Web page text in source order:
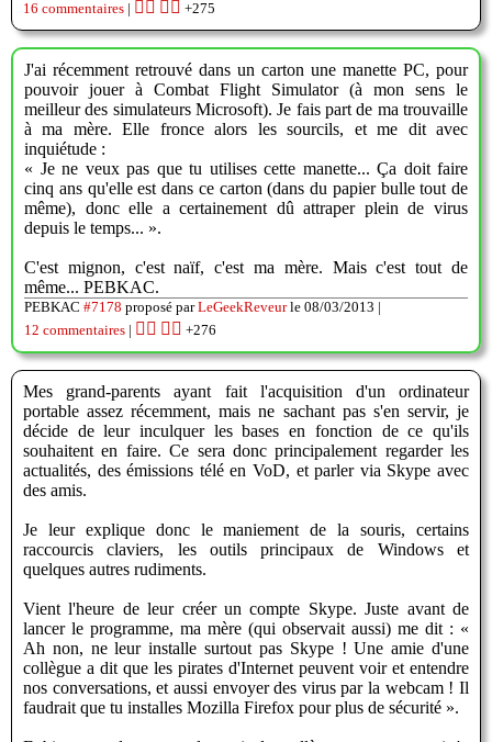
16 commentaires | 👍🏽 👎🏽 +275
J'ai récemment retrouvé dans un carton une manette PC, pour
pouvoir jouer à Combat Flight Simulator (à mon sens le
meilleur des simulateurs Microsoft). Je fais part de ma trouvaille
à ma mère. Elle fronce alors les sourcils, et me dit avec
inquiétude :
« Je ne veux pas que tu utilises cette manette... Ça doit faire
cinq ans qu'elle est dans ce carton (dans du papier bulle tout de
même), donc elle a certainement dû attraper plein de virus
depuis le temps... ».
C'est mignon, c'est naïf, c'est ma mère. Mais c'est tout de
même... PEBKAC.
PEBKAC #7178 proposé parLeGeekReveurle 08/03/2013 |
12 commentaires | 👍🏽 👎🏽 +276
Mes grand-parents ayant fait l'acquisition d'un ordinateur
portable assez récemment, mais ne sachant pas s'en servir, je
décide de leur inculquer les bases en fonction de ce qu'ils
souhaitent en faire. Ce sera donc principalement regarder les
actualités, des émissions télé en VoD, et parler via Skype avec
des amis.
Je leur explique donc le maniement de la souris, certains
raccourcis claviers, les outils principaux de Windows et
quelques autres rudiments.
Vient l'heure de leur créer un compte Skype. Juste avant de
lancer le programme, ma mère (qui observait aussi) me dit : «
Ah non, ne leur installe surtout pas Skype ! Une amie d'une
collègue a dit que les pirates d'Internet peuvent voir et entendre
nos conversations, et aussi envoyer des virus par la webcam ! Il
faudrait que tu installes Mozilla Firefox pour plus de sécurité ».